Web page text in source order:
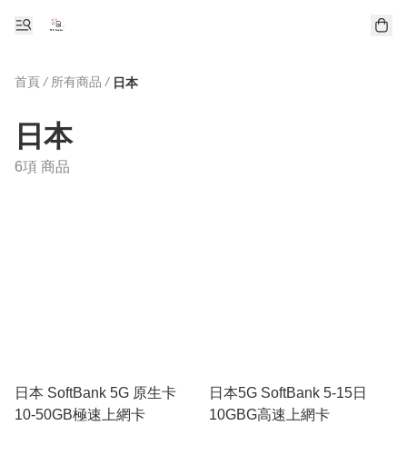
首頁 / 所有商品 / 日本
日本
6項 商品
日本 SoftBank 5G 原生卡
10-50GB極速上網卡
日本5G SoftBank 5-15日
10GBG高速上網卡